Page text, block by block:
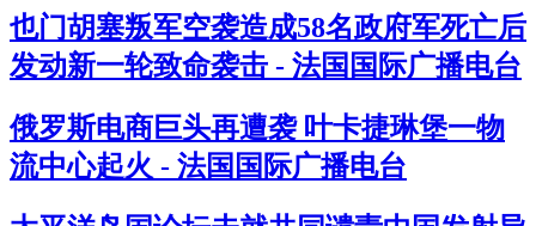
也门胡塞叛军空袭造成58名政府军死亡后
发动新一轮致命袭击 - 法国国际广播电台
俄罗斯电商巨头再遭袭 叶卡捷琳堡一物
流中心起火 - 法国国际广播电台